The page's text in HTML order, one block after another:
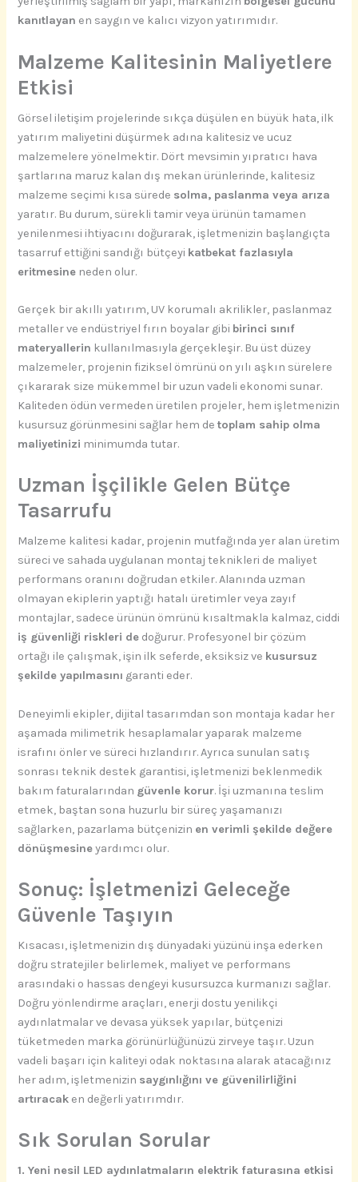
kanıtlayan en saygın ve kalıcı vizyon yatırımıdır.
Malzeme Kalitesinin Maliyetlere
Etkisi
Görsel iletişim projelerinde sıkça düşülen en büyük hata, ilk
yatırım maliyetini düşürmek adına kalitesiz ve ucuz
malzemelere yönelmektir. Dört mevsimin yıpratıcı hava
şartlarına maruz kalan dış mekan ürünlerinde, kalitesiz
malzeme seçimi kısa sürede solma, paslanma veya arıza
yaratır. Bu durum, sürekli tamir veya ürünün tamamen
yenilenmesi ihtiyacını doğurarak, işletmenizin başlangıçta
tasarruf ettiğini sandığı bütçeyi katbekat fazlasıyla
eritmesine neden olur.
Gerçek bir akıllı yatırım, UV korumalı akrilikler, paslanmaz
metaller ve endüstriyel fırın boyalar gibi birinci sınıf
materyallerin kullanılmasıyla gerçekleşir. Bu üst düzey
malzemeler, projenin fiziksel ömrünü on yılı aşkın sürelere
çıkararak size mükemmel bir uzun vadeli ekonomi sunar.
Kaliteden ödün vermeden üretilen projeler, hem işletmenizin
kusursuz görünmesini sağlar hem detoplam sahip olma
maliyetinizi minimumda tutar.
Uzman İşçilikle Gelen Bütçe
Tasarrufu
Malzeme kalitesi kadar, projenin mutfağında yer alan üretim
süreci ve sahada uygulanan montaj teknikleri de maliyet
performans oranını doğrudan etkiler. Alanında uzman
olmayan ekiplerin yaptığı hatalı üretimler veya zayıf
montajlar, sadece ürünün ömrünü kısaltmakla kalmaz, ciddi
iş güvenliği riskleri de doğurur. Profesyonel bir çözüm
ortağı ile çalışmak, işin ilk seferde, eksiksiz ve kusursuz
şekilde yapılmasını garanti eder.
Deneyimli ekipler, dijital tasarımdan son montaja kadar her
aşamada milimetrik hesaplamalar yaparak malzeme
israfını önler ve süreci hızlandırır. Ayrıca sunulan satış
sonrası teknik destek garantisi, işletmenizi beklenmedik
bakım faturalarından güvenle korur. İşi uzmanına teslim
etmek, baştan sona huzurlu bir süreç yaşamanızı
sağlarken, pazarlama bütçenizin en verimli şekilde değere
dönüşmesineyardımcı olur.
Sonuç: İşletmenizi Geleceğe
Güvenle Taşıyın
Kısacası, işletmenizin dış dünyadaki yüzünü inşa ederken
doğru stratejiler belirlemek, maliyet ve performans
arasındaki o hassas dengeyi kusursuzca kurmanızı sağlar.
Doğru yönlendirme araçları, enerji dostu yenilikçi
aydınlatmalar ve devasa yüksek yapılar, bütçenizi
tüketmeden marka görünürlüğünüzü zirveye taşır. Uzun
vadeli başarı için kaliteyi odak noktasına alarak atacağınız
her adım, işletmenizin saygınlığını ve güvenilirliğini
artıracak en değerli yatırımdır.
Sık Sorulan Sorular
1. Yeni nesil LED aydınlatmaların elektrik faturasına etkisi